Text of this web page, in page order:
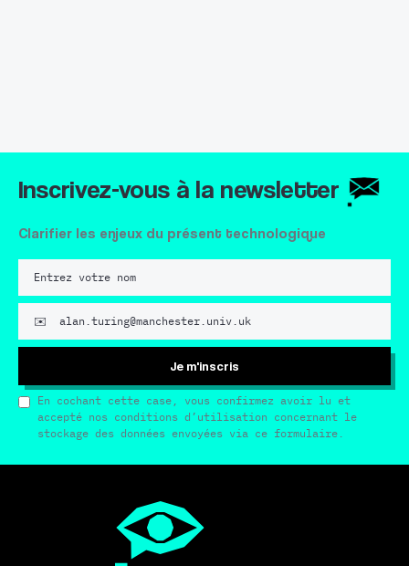
Inscrivez-vous à la newsletter
Clarifier les enjeux du présent technologique
Je m'inscris
En cochant cette case, vous confirmez avoir lu et
accepté nos conditions d’utilisation concernant le
stockage des données envoyées via ce formulaire.